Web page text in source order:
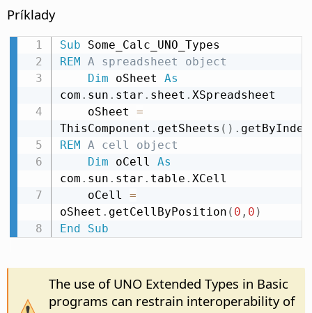
Príklady
Sub
REM A spreadsheet object
Dim oSheet As
com . sun . star . sheet . XSpreadsheet
    oSheet
=
ThisComponent . getSheets ( ) . getByIndex
REM A cell object
Dim oCell As
com . sun . star . table . XCell
    oCell
=
oSheet . getCellByPosition ( 0 , 0 )
End
Sub
The use of UNO Extended Types in Basic
programs can restrain interoperability of